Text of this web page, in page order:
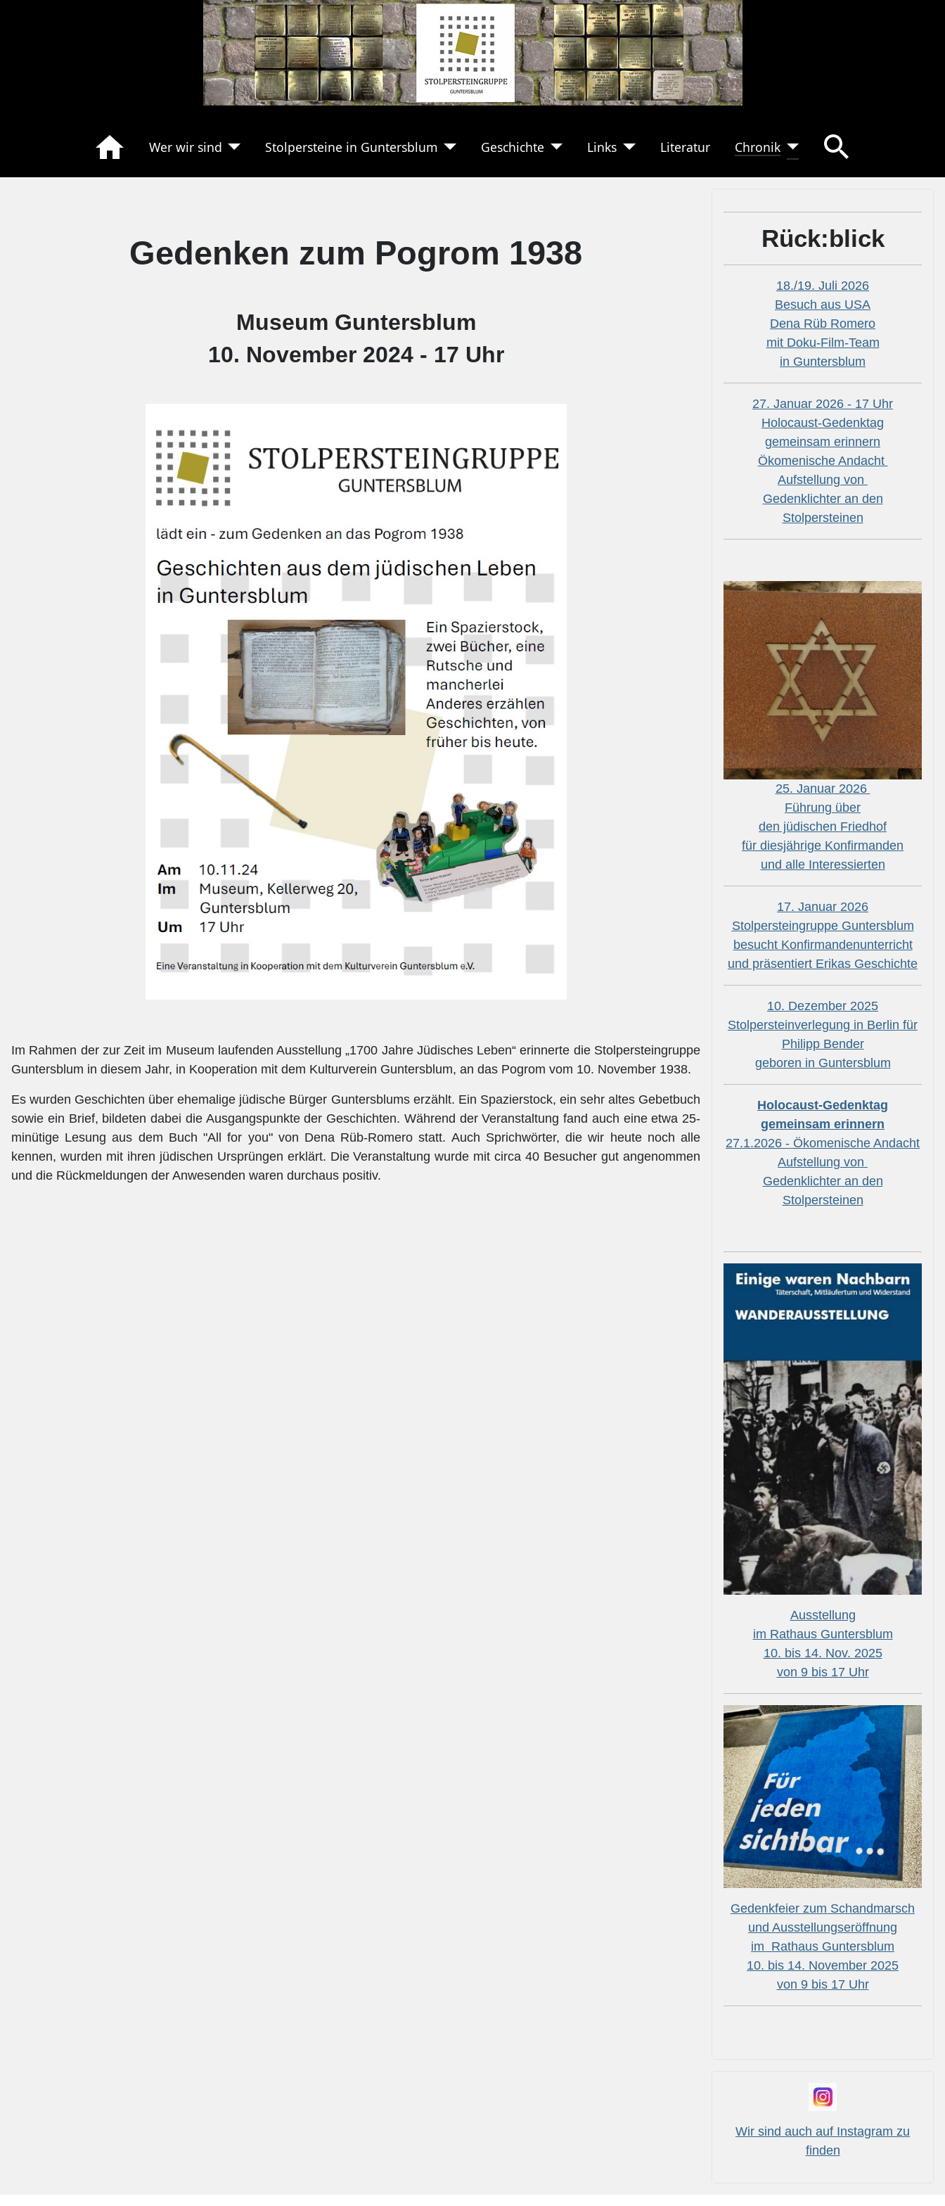
Wer wir sind Stolpersteine in Guntersblum Geschichte Links Literatur Chronik
Gedenken zum Pogrom 1938
Museum Guntersblum
10. November 2024 - 17 Uhr
Im Rahmen der zur Zeit im Museum laufenden Ausstellung „1700 Jahre Jüdisches Leben“ erinnerte die Stolpersteingruppe
Guntersblum in diesem Jahr, in Kooperation mit dem Kulturverein Guntersblum, an das Pogrom vom 10. November 1938.
Es wurden Geschichten über ehemalige jüdische Bürger Guntersblums erzählt. Ein Spazierstock, ein sehr altes Gebetbuch
sowie ein Brief, bildeten dabei die Ausgangspunkte der Geschichten. Während der Veranstaltung fand auch eine etwa 25-
minütige Lesung aus dem Buch "All for you" von Dena Rüb-Romero statt. Auch Sprichwörter, die wir heute noch alle
kennen, wurden mit ihren jüdischen Ursprüngen erklärt. Die Veranstaltung wurde mit circa 40 Besucher gut angenommen
und die Rückmeldungen der Anwesenden waren durchaus positiv.
Rück:blick
18./19. Juli 2026
Besuch aus USA
Dena Rüb Romero
mit Doku-Film-Team
in Guntersblum
27. Januar 2026 - 17 Uhr
Holocaust-Gedenktag
gemeinsam erinnern
Ökomenische Andacht
Aufstellung von
Gedenklichter an den
Stolpersteinen
25. Januar 2026
Führung über
den jüdischen Friedhof
für diesjährige Konfirmanden
und alle Interessierten
17. Januar 2026
Stolpersteingruppe Guntersblum
besucht Konfirmandenunterricht
und präsentiert Erikas Geschichte
10. Dezember 2025
Stolpersteinverlegung in Berlin für
Philipp Bender
geboren in Guntersblum
Holocaust-Gedenktag
gemeinsam erinnern
27.1.2026 - Ökomenische Andacht
Aufstellung von
Gedenklichter an den
Stolpersteinen
Ausstellung
im Rathaus Guntersblum
10. bis 14. Nov. 2025
von 9 bis 17 Uhr
Gedenkfeier zum Schandmarsch
und Ausstellungseröffnung
im Rathaus Guntersblum
10. bis 14. November 2025
von 9 bis 17 Uhr
Wir sind auch auf Instagram zu
finden